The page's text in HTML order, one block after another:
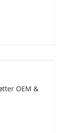
OEM &